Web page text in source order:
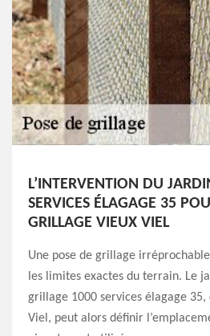
L’INTERVENTION DU
SERVICES ÉLAGAGE 35
GRILLAGE VIEUX VIEL
Une pose de grillage
les limites exactes du terrain. Le
grillage 1000 services élagage
Viel, peut alors définir